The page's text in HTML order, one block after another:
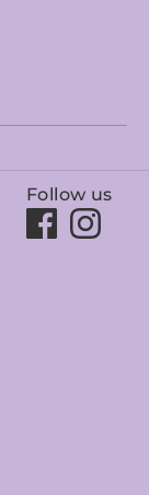
Follow us